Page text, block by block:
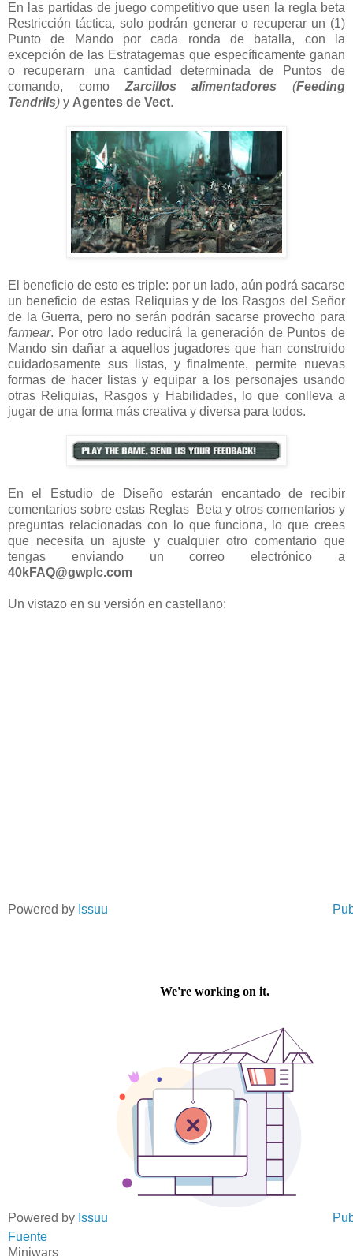
En las partidas de juego competitivo que usen la regla beta
Restricción táctica, solo podrán generar o recuperar un (1)
Punto de Mando por cada ronda de batalla, con la
excepción de las Estratagemas que específicamente ganan
o recuperarn una cantidad determinada de Puntos de
comando, como Zarcillos alimentadores (Feeding
Tendrils) y Agentes de Vect.
El beneficio de esto es triple: por un lado, aún podrá sacarse
un beneficio de estas Reliquias y de los Rasgos del Señor
de la Guerra, pero no serán podrán sacarse provecho para
farmear. Por otro lado reducirá la generación de Puntos de
Mando sin dañar a aquellos jugadores que han construido
cuidadosamente sus listas, y finalmente, permite nuevas
formas de hacer listas y equipar a los personajes usando
otras Reliquias, Rasgos y Habilidades, lo que conlleva a
jugar de una forma más creativa y diversa para todos.
En el Estudio de Diseño estarán encantado de recibir
comentarios sobre estas Reglas Beta y otros comentarios y
preguntas relacionadas con lo que funciona, lo que crees
que necesita un ajuste y cualquier otro comentario que
tengas enviando un correo electrónico a
40kFAQ@gwplc.com
Un vistazo en su versión en castellano:
Powered by Issuu
Powered by Issuu
Fuente
Miniwars